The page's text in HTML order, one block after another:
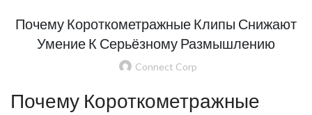
Почему Короткометражные Клипы Снижают
Умение К Серьёзному Размышлению
Connect Corp
Почему Короткометражные